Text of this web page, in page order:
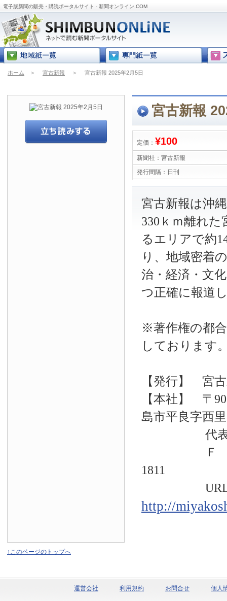
電子版新聞の販売・購読ポータルサイト - 新聞オンライン.COM
ホーム ＞ 宮古新報 ＞ 宮古新報 2025年2月5日
宮古新報
定価： ¥100
新聞社： 宮古新報
発行間隔： 日刊
宮古新報は沖
330ｋｍ離れ
るエリアで約
り、地域密着
治・経済・文
つ正確に報道
※著作権の都
しております
【発行】 宮
【本社】 〒
島市平良字西
代表電話
Ｆ Ａ
1811
URL
http://
↑このページのトップへ
運営会社 利用規約 お問合せ 個人